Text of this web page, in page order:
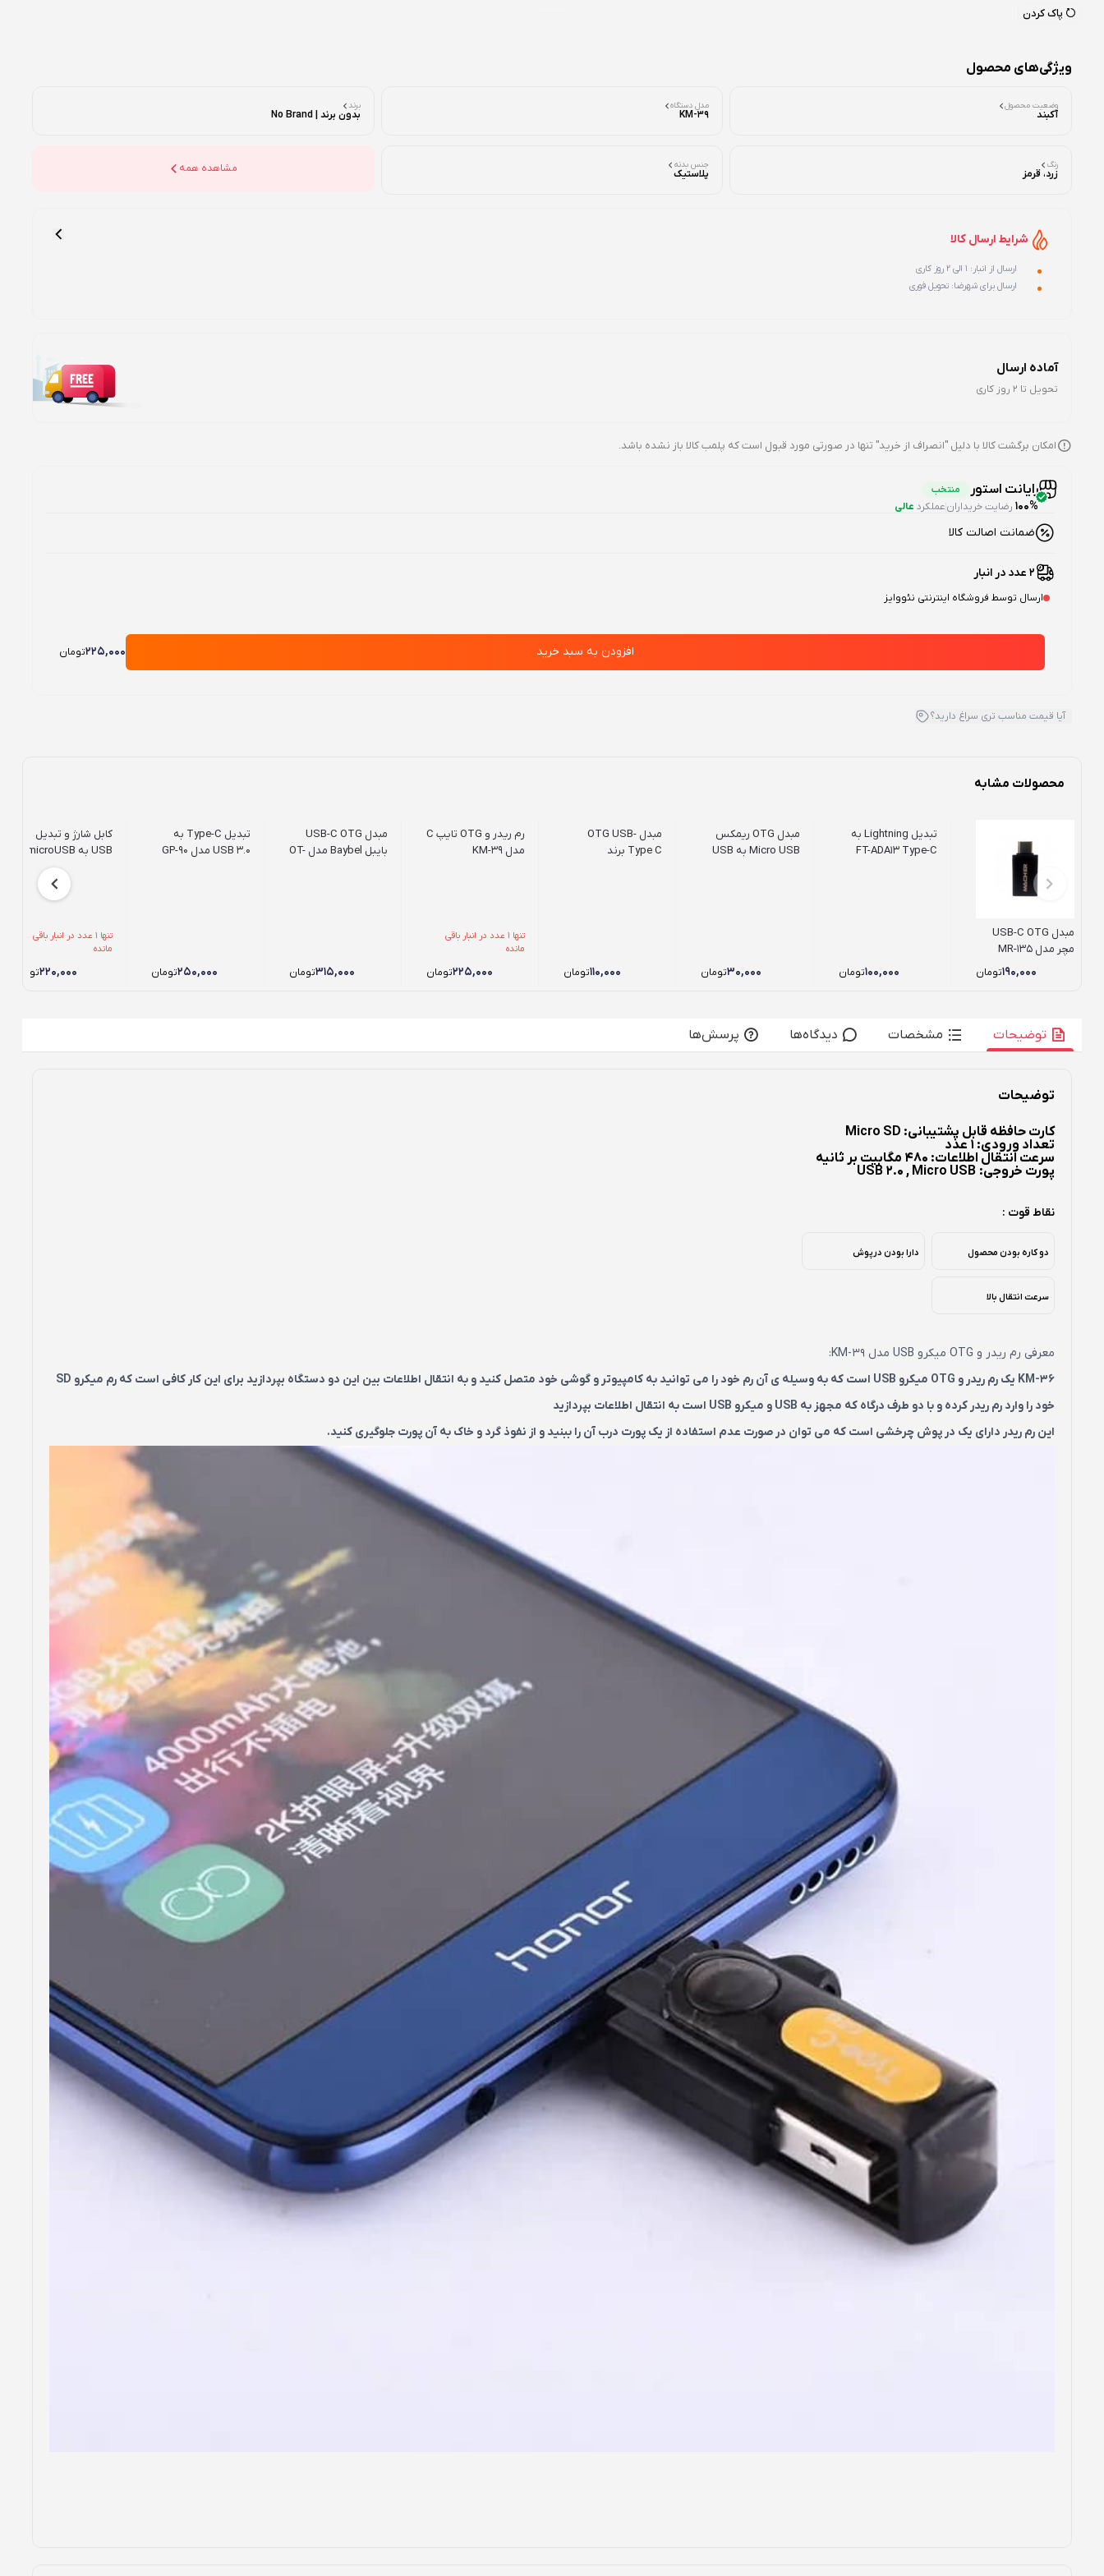
پاک کردن
ویژگی‌های محصول
وضعیت محصول
آکبند
مدل دستگاه
KM-39
برند
بدون برند | No Brand
رنگ
زرد، قرمز
جنس بدنه
پلاستیک مشاهده همه
شرایط ارسال کالا
ارسال از انبار: 1 الی 2 روز کاری
ارسال برای شهرضا: تحویل فوری
آماده ارسال
تحویل تا 2 روز کاری
امکان برگشت کالا با دلیل "انصراف از خرید" تنها در صورتی مورد قبول است که پلمب کالا باز نشده باشد.
رایانت استور منتخب
100% رضایت خریدارانعملکرد عالی
ضمانت اصالت کالا
2 عدد در انبار
ارسال توسط فروشگاه اینترنتی نئووایز
افزودن به سبد خرید 225,000تومان
آیا قیمت مناسب تری سراغ دارید؟
محصولات مشابه
مبدل USB-C OTG
مچر مدل MR-135
۱۹۰,۰۰۰تومان
تبدیل Lightning به
FT-ADA13 Type-C
۱۰۰,۰۰۰تومان
مبدل OTG ریمکس
Micro USB به USB
۳۰,۰۰۰تومان
مبدل OTG USB-
Type C برند
۱۱۰,۰۰۰تومان
رم ریدر و OTG تایپ C
مدل KM-39
تنها 1 عدد در انبار باقی
مانده
۲۲۵,۰۰۰تومان
مبدل USB-C OTG
بایبل Baybel مدل OT-
۳۱۵,۰۰۰تومان
تبدیل Type-C به
USB 3.0 مدل GP-90
۲۵۰,۰۰۰تومان
کابل شارژ و تبدیل
USB به microUSB
تنها 1 عدد در انبار باقی
مانده
۲۲۰,۰۰۰تومان
توضیحات مشخصات دیدگاه‌ها پرسش‌ها
توضیحات
کارت حافظه قابل پشتیبانی: Micro SD
تعداد ورودی: 1 عدد
سرعت انتقال اطلاعات: 480 مگابیت بر ثانیه
پورت خروجی: USB 2.0 , Micro USB
نقاط قوت :
دو کاره بودن محصول دارا بودن درپوش
سرعت انتقال بالا
معرفی رم ریدر و OTG میکرو USB مدل KM-39:
KM-36 یک رم ریدر و OTG میکرو USB است که به وسیله ی آن رم خود را می توانید به کامپیوتر و گوشی خود متصل کنید و به انتقال اطلاعات بین این دو دستگاه بپردازید برای این کار کافی است که رم میکرو SD
خود را وارد رم ریدر کرده و با دو طرف درگاه که مجهز به USB و میکرو USB است به انتقال اطلاعات بپردازید
این رم ریدر دارای یک در پوش چرخشی است که می توان در صورت عدم استفاده از یک پورت درب آن را ببنید و از نفوذ گرد و خاک به آن پورت جلوگیری کنید.